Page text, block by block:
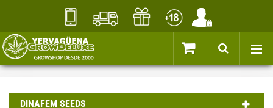
DINAFEM SEEDS